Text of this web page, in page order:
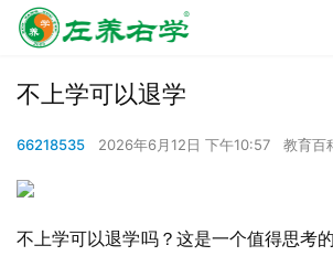
不上学可以退学
66218535 2026年6月12日 下午10:57 教育百
不上学可以退学吗？这是一个值得思考